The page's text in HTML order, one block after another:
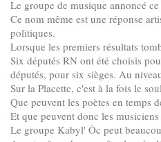
Le groupe de musique annoncé
Ce nom même est une réponse
politiques.
Lorsque les premiers résultats
Six députés RN ont été choisis
députés, pour six sièges. Au
Sur la Placette, c'est à la fois le
Que peuvent les poètes en temps
Et que peuvent donc les musiciens
Le groupe Kabyl' Òc peut